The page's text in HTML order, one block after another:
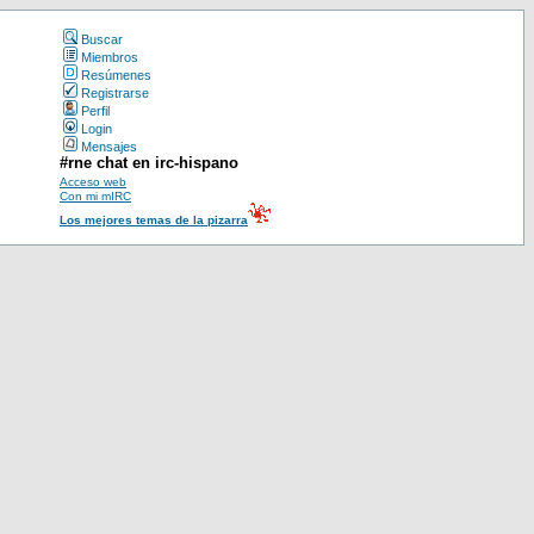
Buscar
Miembros
Resúmenes
Registrarse
Perfil
Login
Mensajes
#rne chat en irc-hispano
Acceso web
Con mi mIRC
Los mejores temas de la pizarra